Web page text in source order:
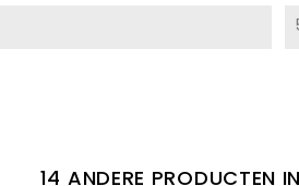
14 ANDERE PRODUCTEN